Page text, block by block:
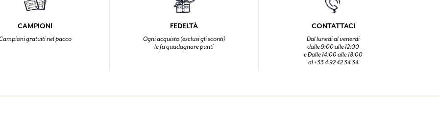
COLLEGARSI
COLLEGARSI
COLLEGARSI
punti e ricevere regali.
COLLEGARSI
CAMPIONI
gratuiti nel pacco
FEDELTÀ
Ogni acquisto (esclusi gli sconti)
le fa guadagnare punti
CONTATTACI
Dal lunedi al venerdi
dalle 9:00 alle 12:00
e Dalle 14:00 alle 18:00
al +33 4 92 42 34 34